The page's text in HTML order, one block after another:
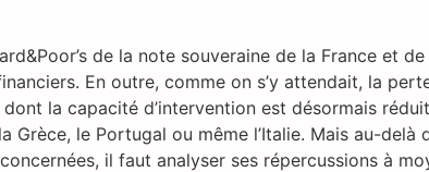
de la note souveraine de la France et
En outre, comme on s’y attendait, la
la capacité d’intervention est désormais
Grèce, le Portugal ou même l’Italie. Mais au-
il faut analyser ses répercussions à